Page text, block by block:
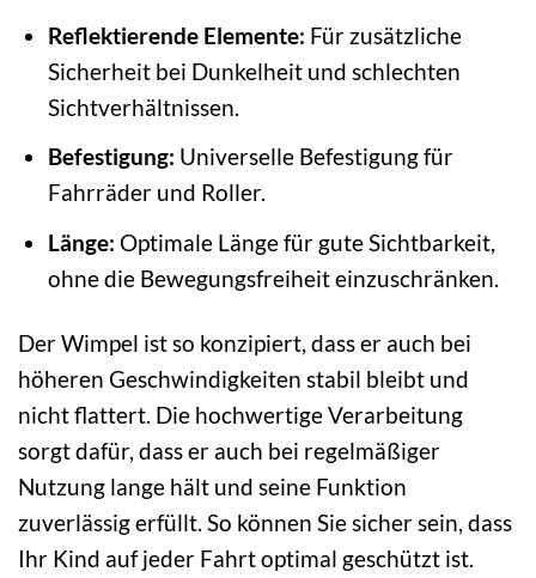
Reflektierende Elemente: Für zusätzliche
Sicherheit bei Dunkelheit und schlechten
Sichtverhältnissen.
Befestigung: Universelle Befestigung für
Fahrräder und Roller.
Länge: Optimale Länge für gute Sichtbarkeit,
ohne die Bewegungsfreiheit einzuschränken.
Der Wimpel ist so konzipiert, dass er auch bei
höheren Geschwindigkeiten stabil bleibt und
nicht flattert. Die hochwertige Verarbeitung
sorgt dafür, dass er auch bei regelmäßiger
Nutzung lange hält und seine Funktion
zuverlässig erfüllt. So können Sie sicher sein, dass
Ihr Kind auf jeder Fahrt optimal geschützt ist.